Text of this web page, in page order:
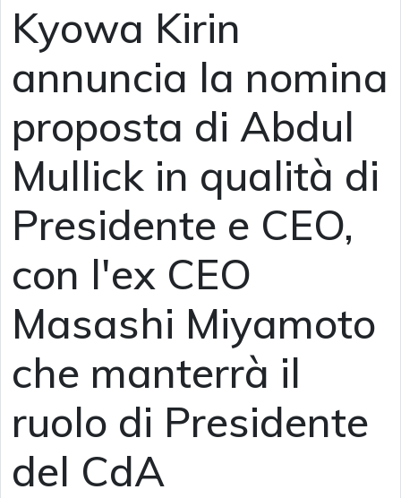
Kyowa Kirin
annuncia la nomina
proposta di Abdul
Mullick in qualità di
Presidente e CEO,
con l'ex CEO
Masashi Miyamoto
che manterrà il
ruolo di Presidente
del CdA